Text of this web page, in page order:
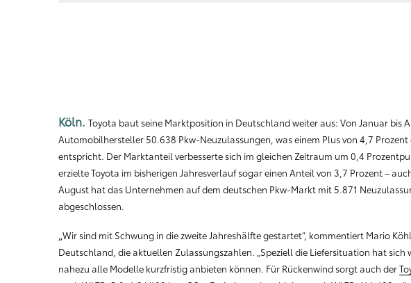
Köln. Toyota baut seine Marktposition in Deutschland weiter aus: Von Januar bis
Automobilhersteller 50.638 Pkw-Neuzulassungen, was einem Plus von 4,7
entspricht. Der Marktanteil verbesserte sich im gleichen Zeitraum um 0,4
erzielte Toyota im bisherigen Jahresverlauf sogar einen Anteil von 3,7 Prozent –
August hat das Unternehmen auf dem deutschen Pkw-Markt mit 5.871
abgeschlossen.
„Wir sind mit Schwung in die zweite Jahreshälfte gestartet“, kommentiert Mario
Deutschland, die aktuellen Zulassungszahlen. „Speziell die Liefersituation hat sich
nahezu alle Modelle kurzfristig anbieten können. Für Rückenwind sorgt auch der